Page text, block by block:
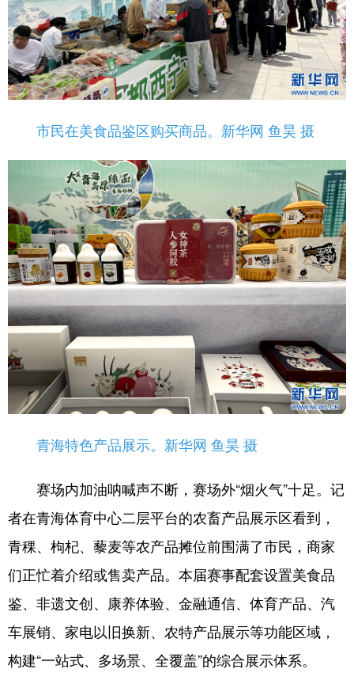
市民在美食品鉴区购买商品。新华网 鱼昊 摄
青海特色产品展示。新华网 鱼昊 摄
赛场内加油呐喊声不断，赛场外“烟火气”十足。记
者在青海体育中心二层平台的农畜产品展示区看到，
青稞、枸杞、藜麦等农产品摊位前围满了市民，商家
们正忙着介绍或售卖产品。本届赛事配套设置美食品
鉴、非遗文创、康养体验、金融通信、体育产品、汽
车展销、家电以旧换新、农特产品展示等功能区域，
构建“一站式、多场景、全覆盖”的综合展示体系。